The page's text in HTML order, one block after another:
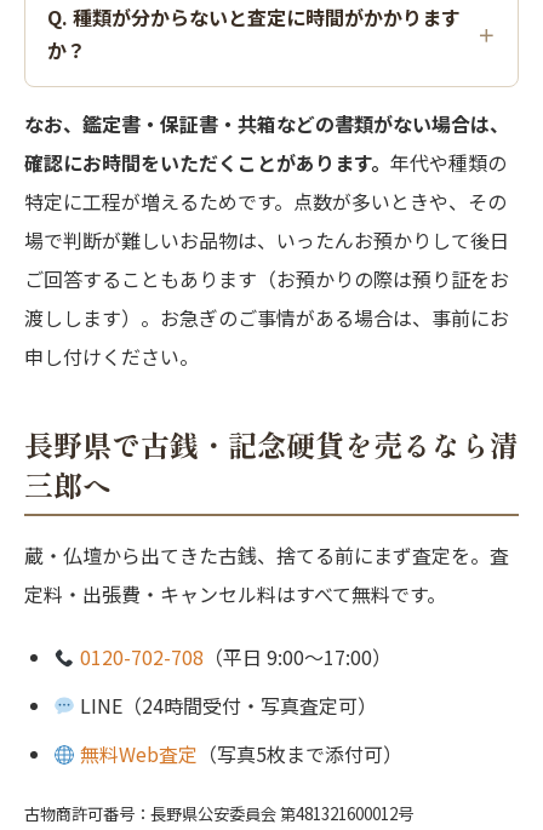
Q. 種類が分からないと査定に時間がかかります
か？
なお、鑑定書・保証書・共箱などの書類がない場合は、
確認にお時間をいただくことがあります。 年代や種類の
特定に工程が増えるためです。点数が多いときや、その
場で判断が難しいお品物は、いったんお預かりして後日
ご回答することもあります（お預かりの際は預り証をお
渡しします）。お急ぎのご事情がある場合は、事前にお
申し付けください。
長野県で古銭・記念硬貨を売るなら清
三郎へ
蔵・仏壇から出てきた古銭、捨てる前にまず査定を。査
定料・出張費・キャンセル料はすべて無料です。
0120-702-708 （平日 9:00〜17:00）
LINE（24時間受付・写真査定可）
無料Web査定 （写真5枚まで添付可）
古物商許可番号：長野県公安委員会 第481321600012号